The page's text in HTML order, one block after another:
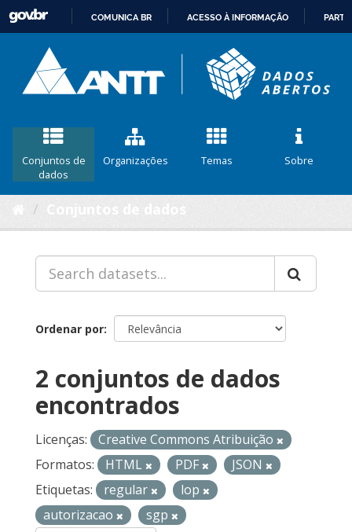
CONTEÚDO
COMUNICA BR ACESSO À INFORMAÇÃO
Conjuntos de
dados
Organizações Temas Sobre
Ordenar por
2 conjuntos de dados
encontrados
Licenças:
Creative Commons Atribuição
Formatos:
HTML PDF
JSON
Etiquetas:
regular
lop
autorizacao
sgp